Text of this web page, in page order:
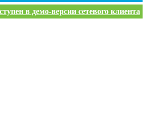
в демо-версии сетевого клиента